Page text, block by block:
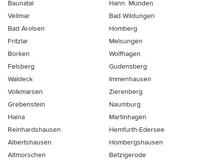
Baunatal
Hann. Münden
Vellmar
Bad Wildungen
Bad Arolsen
Homberg
Fritzlar
Melsungen
Borken
Wolfhagen
Felsberg
Gudensberg
Waldeck
Immenhausen
Volkmarsen
Zierenberg
Grebenstein
Naumburg
Haina
Martinhagen
Reinhardshausen
Hemfurth-Edersee
Albertshausen
Hombergshausen
Altmorschen
Betzigerode